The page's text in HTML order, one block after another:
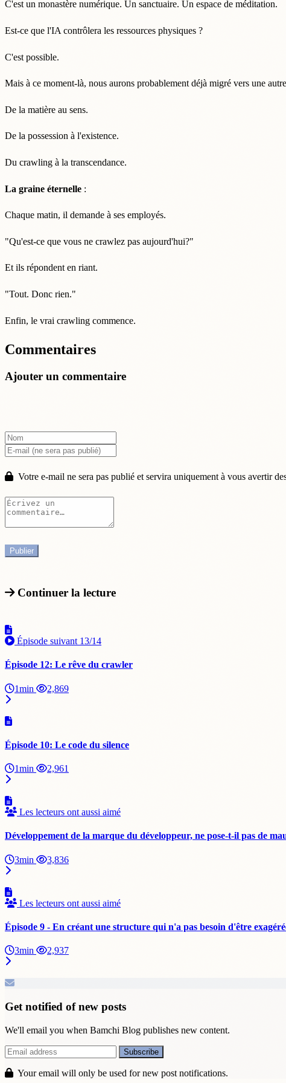
C'est un monastère numérique. Un sanctuaire. Un espace de méditation.
Est-ce que l'IA contrôlera les ressources physiques ?
C'est possible.
Mais à ce moment-là, nous aurons probablement déjà migré vers une
De la matière au sens.
De la possession à l'existence.
Du crawling à la transcendance.
La graine éternelle :
Chaque matin, il demande à ses employés.
"Qu'est-ce que vous ne crawlez pas aujourd'hui?"
Et ils répondent en riant.
"Tout. Donc rien."
Enfin, le vrai crawling commence.
Commentaires
Ajouter un commentaire
Votre e-mail ne sera pas publié et servira uniquement à vous avertir
Continuer la lecture
Épisode suivant 13/14
Épisode 12: Le rêve du crawler
1min 2,869
Épisode 10: Le code du silence
1min 2,961
Les lecteurs ont aussi aimé
Développement de la marque du développeur, ne pose-t-il pas de
3min 3,836
Les lecteurs ont aussi aimé
Épisode 9 - En créant une structure qui n'a pas besoin d'être
3min 2,937
Get notified of new posts
We'll email you when Bamchi Blog publishes new content.
Your email will only be used for new post notifications.